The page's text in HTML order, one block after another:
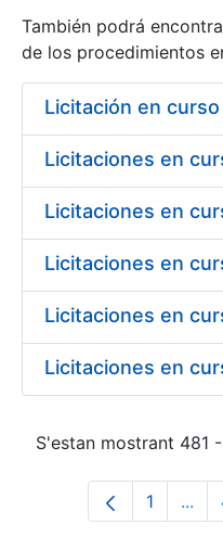
Mostra/Amaga
También podrá
de los procedimientos
Licitación en curso
Licitaciones en
Licitaciones en
Licitaciones en
Licitaciones en
Licitaciones en
S'estan mostrant 481
Pàgina
1 ...